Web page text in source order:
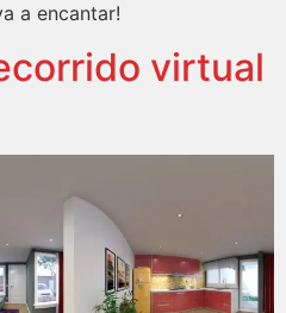
a encantar!
virtual